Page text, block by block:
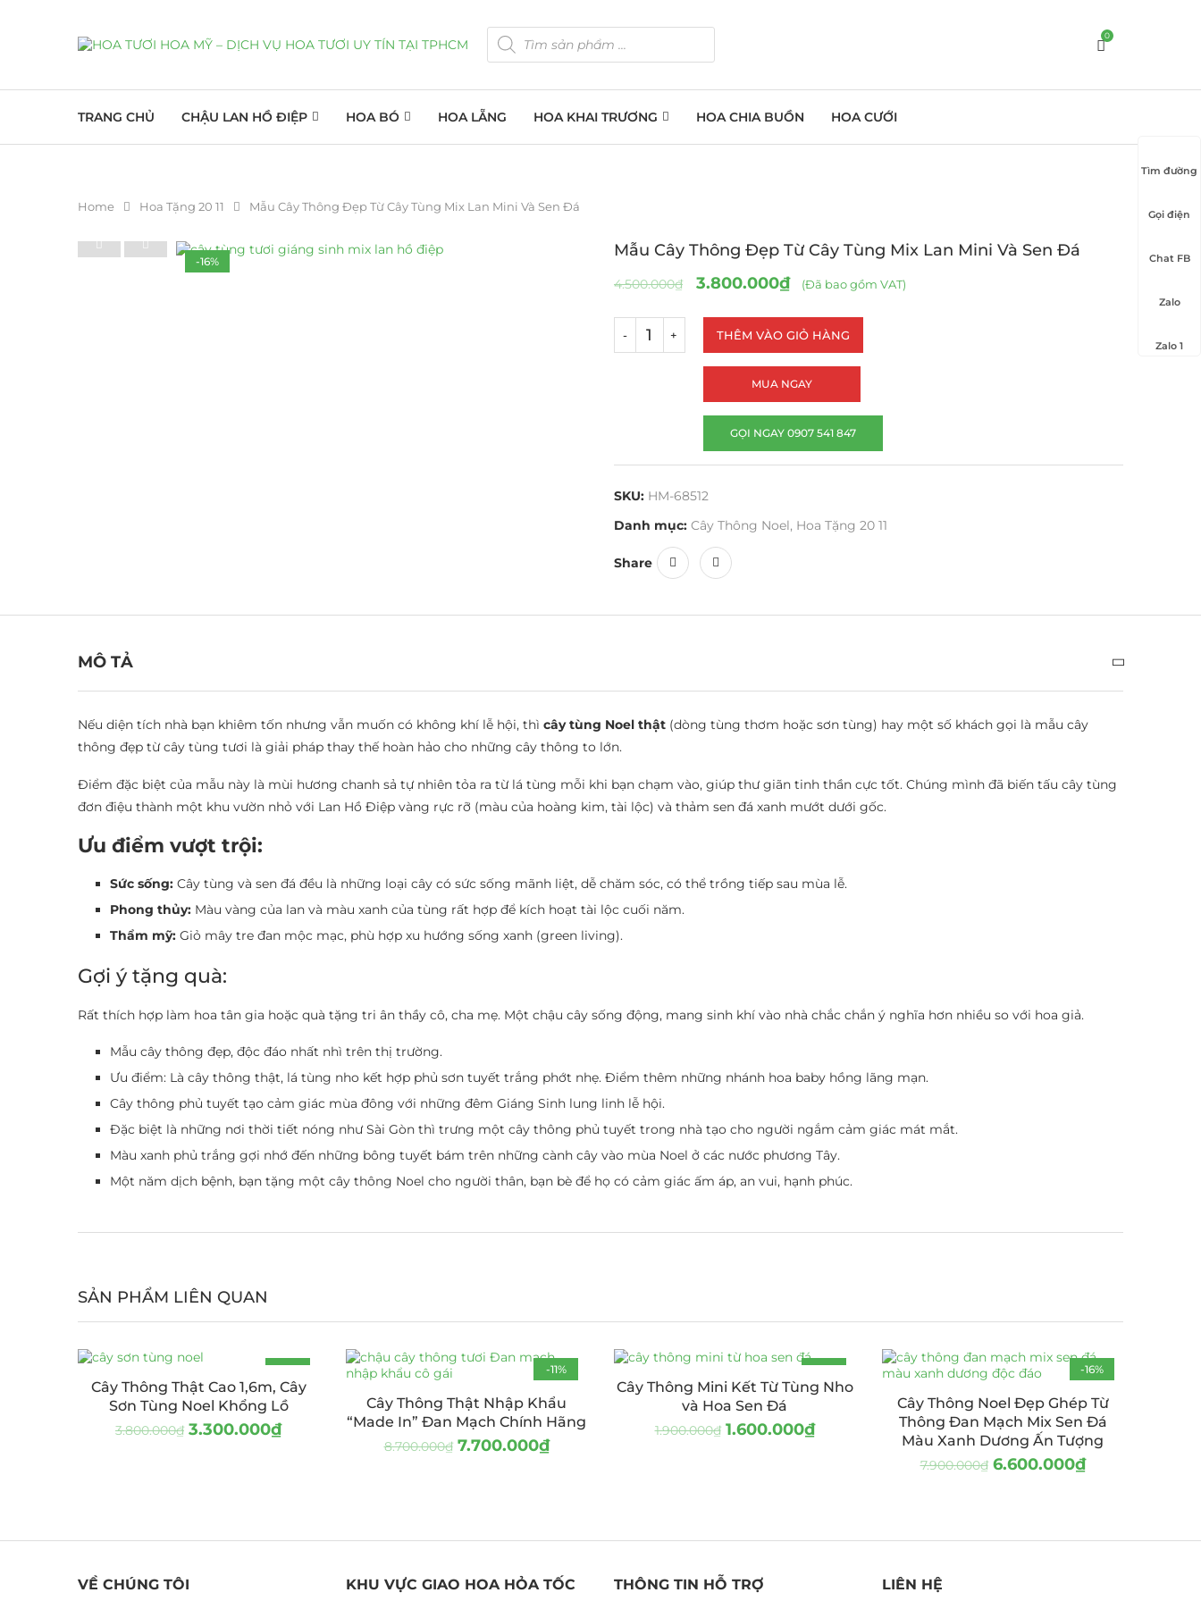
0
TRANG CHỦ CHẬU LAN HỒ ĐIỆP HOA BÓ HOA LẴNG HOA KHAI TRƯƠNG HOA CHIA BUỒN HOA CƯỚI
Home Hoa Tặng 20 11 Mẫu Cây Thông Đẹp Từ Cây Tùng Mix Lan Mini Và Sen Đá
-16%
Mẫu Cây Thông Đẹp Từ Cây Tùng Mix Lan Mini Và Sen Đá
4.500.000₫ 3.800.000₫ (Đã bao gồm VAT)
THÊM VÀO GIỎ HÀNG
MUA NGAY
GỌI NGAY 0907 541 847
SKU: HM-68512
Danh mục: Cây Thông Noel, Hoa Tặng 20 11
Share
MÔ TẢ
Nếu diện tích nhà bạn khiêm tốn nhưng vẫn muốn có không khí lễ hội, thì cây tùng Noel thật (dòng tùng thơm hoặc sơn tùng) hay một số khách gọi là mẫu cây
thông đẹp từ cây tùng tươi là giải pháp thay thế hoàn hảo cho những cây thông to lớn.
Điểm đặc biệt của mẫu này là mùi hương chanh sả tự nhiên tỏa ra từ lá tùng mỗi khi bạn chạm vào, giúp thư giãn tinh thần cực tốt. Chúng mình đã biến tấu cây tùng
đơn điệu thành một khu vườn nhỏ với Lan Hồ Điệp vàng rực rỡ (màu của hoàng kim, tài lộc) và thảm sen đá xanh mướt dưới gốc.
Ưu điểm vượt trội:
Sức sống: Cây tùng và sen đá đều là những loại cây có sức sống mãnh liệt, dễ chăm sóc, có thể trồng tiếp sau mùa lễ.
Phong thủy: Màu vàng của lan và màu xanh của tùng rất hợp để kích hoạt tài lộc cuối năm.
Thẩm mỹ: Giỏ mây tre đan mộc mạc, phù hợp xu hướng sống xanh (green living).
Gợi ý tặng quà:
Rất thích hợp làm hoa tân gia hoặc quà tặng tri ân thầy cô, cha mẹ. Một chậu cây sống động, mang sinh khí vào nhà chắc chắn ý nghĩa hơn nhiều so với hoa giả.
Mẫu cây thông đẹp, độc đáo nhất nhì trên thị trường.
Ưu điểm: Là cây thông thật, lá tùng nho kết hợp phủ sơn tuyết trắng phớt nhẹ. Điểm thêm những nhánh hoa baby hồng lãng mạn.
Cây thông phủ tuyết tạo cảm giác mùa đông với những đêm Giáng Sinh lung linh lễ hội.
Đặc biệt là những nơi thời tiết nóng như Sài Gòn thì trưng một cây thông phủ tuyết trong nhà tạo cho người ngắm cảm giác mát mắt.
Màu xanh phủ trắng gợi nhớ đến những bông tuyết bám trên những cành cây vào mùa Noel ở các nước phương Tây.
Một năm dịch bệnh, bạn tặng một cây thông Noel cho người thân, bạn bè để họ có cảm giác ấm áp, an vui, hạnh phúc.
SẢN PHẨM LIÊN QUAN
-13%
Cây Thông Thật Cao 1,6m, Cây
Sơn Tùng Noel Khổng Lồ
3.800.000₫ 3.300.000₫
-11%
Cây Thông Thật Nhập Khẩu
“Made In” Đan Mạch Chính Hãng
8.700.000₫ 7.700.000₫
-16%
Cây Thông Mini Kết Từ Tùng Nho
và Hoa Sen Đá
1.900.000₫ 1.600.000₫
-16%
Cây Thông Noel Đẹp Ghép Từ
Thông Đan Mạch Mix Sen Đá
Màu Xanh Dương Ấn Tượng
7.900.000₫ 6.600.000₫
VỀ CHÚNG TÔI KHU VỰC GIAO HOA HỎA TỐC THÔNG TIN HỖ TRỢ LIÊN HỆ
Tìm đường
Gọi điện
Chat FB
Zalo
Zalo 1